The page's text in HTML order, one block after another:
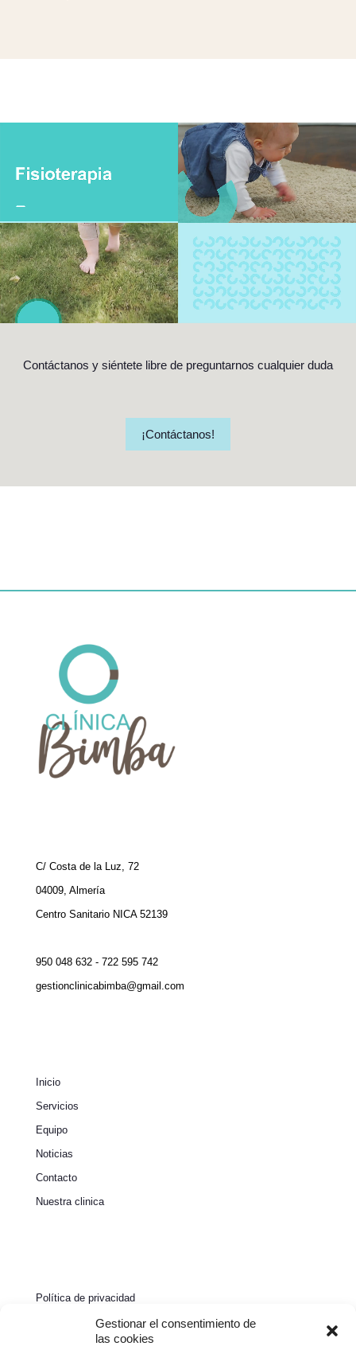
Gestionar el consentimiento de
las cookies
Contáctanos y siéntete libre de preguntarnos cualquier duda
¡Contáctanos!
C/ Costa de la Luz, 72
04009, Almería
Centro Sanitario NICA 52139
950 048 632 - 722 595 742
gestionclinicabimba@gmail.com
Inicio
Servicios
Equipo
Noticias
Contacto
Nuestra clinica
Política de privacidad
Política de cookies